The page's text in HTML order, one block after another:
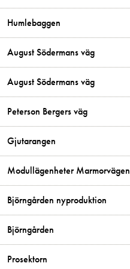
Humlebaggen
August Södermans väg
August Södermans väg
Peterson Bergers väg
Gjutarangen
Modullägenheter Marmorvägen
Björngården nyproduktion
Björngården
Prosektorn